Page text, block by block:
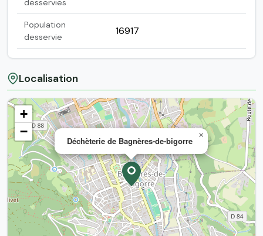
desservies
Population
desservie
16917
Localisation
Déchèterie de Bagnères-de-bigorre
×
+
−